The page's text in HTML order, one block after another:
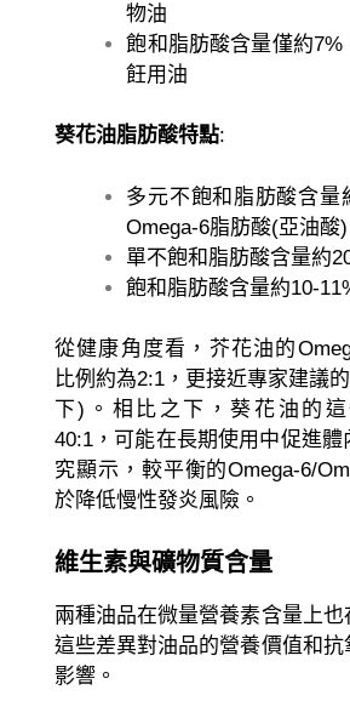
物油
飽和脂肪酸含量僅約7%
飪用油
葵花油脂肪酸特點:
多元不飽和脂肪酸含量
Omega-6脂肪酸(亞油酸)
單不飽和脂肪酸含量約
飽和脂肪酸含量約10-
從健康角度看，芥花油的
比例約為2:1，更接近專家建議
下)。相比之下，葵花油的
40:1，可能在長期使用中促進
究顯示，較平衡的Omega-6/
於降低慢性發炎風險。
維生素與礦物質含量
兩種油品在微量營養素含量上也
這些差異對油品的營養價值和
影響。